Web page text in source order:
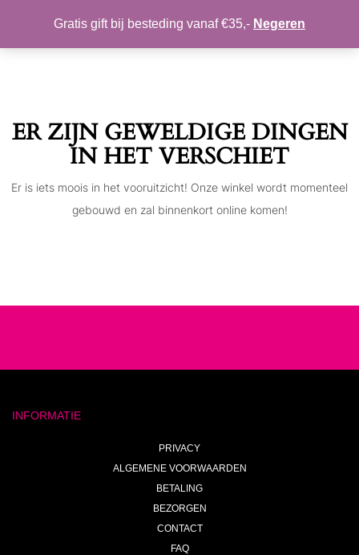
Toggle
MIJN ACCOUNT VERLANGLIJST
ER ZIJN GEWELDIGE DINGEN
IN HET VERSCHIET
Er is iets moois in het vooruitzicht! Onze winkel wordt momenteel
gebouwd en zal binnenkort online komen!
INFORMATIE
PRIVACY
ALGEMENE VOORWAARDEN
BETALING
BEZORGEN
CONTACT
FAQ
Gratis gift bij besteding vanaf €35,- Negeren